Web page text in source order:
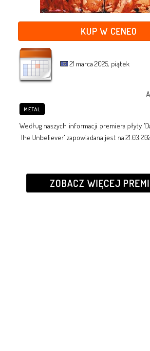
KUP W CENEO
21 marca 2025, piątek
METAL
Według naszych informacji premiera płyty
The Unbeliever' zapowiadana jest na
ZOBACZ WIĘCEJ